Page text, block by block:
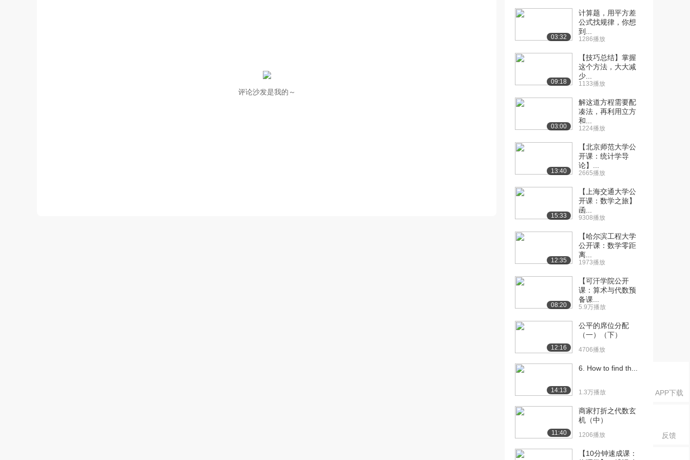
APP下载
反馈
评论沙发是我的～
[10] 1-4极限计算的基础
12:16
[11] 1-4极限计算的基础
12:19
[12] 1-4极限计算的基础
12:17
限计算（上）
限计算（中）
[15] 1-5无穷小量与数列极
限计算（下）
[16] 1-6函数的连续点与间
断点（上）
926播放
[17] 1-6函数的连续点与间
707播放
[18] 1-6函数的连续点与间
1313播放
[19] 2-1导数与微分的概念
（上）
1156播放
[20] 2-1导数与微分的概念
（中）
763播放
03:32
计算题，用平方差
公式找规律，你想
到...
1286播放
09:18
【技巧总结】掌握
这个方法，大大减
少...
1133播放
03:00
解这道方程需要配
凑法，再利用立方
和...
1224播放
13:40
【北京师范大学公
开课：统计学导
论】...
2665播放
15:33
【上海交通大学公
开课：数学之旅】
函...
9308播放
12:35
【哈尔滨工程大学
公开课：数学零距
离...
1973播放
08:20
【可汗学院公开
课：算术与代数预
备课...
5.9万播放
12:16
公平的席位分配
（一）（下）
4706播放
14:13
6. How to find th...
1.3万播放
11:40
商家打折之代数玄
机（中）
1206播放
【10分钟速成课：